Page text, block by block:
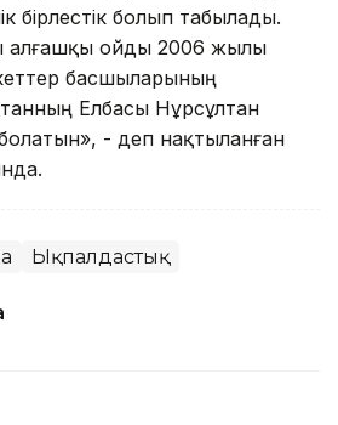
бірлестік болып табылады.
алғашқы ойды 2006 жылы
басшыларының
Елбасы Нұрсұлтан
- деп нақтыланған
Ықпалдастық